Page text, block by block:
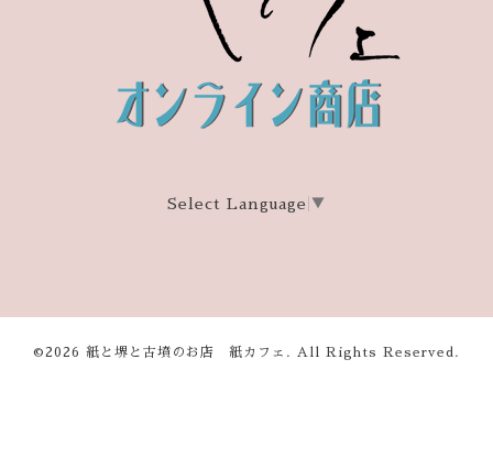
Select Language ▼
©2026 紙と堺と古墳のお店 紙カフェ . All Rights Reserved.